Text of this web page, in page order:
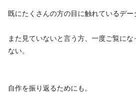
既にたくさんの方の目に触れているデ
また見ていないと言う方、一度ご覧に
ない。
自作を振り返るためにも。